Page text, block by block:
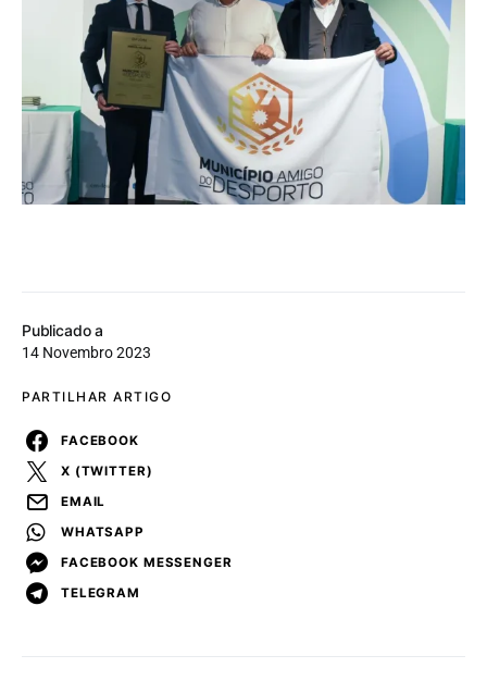
Publicado a
14 Novembro 2023
PARTILHAR ARTIGO
FACEBOOK
X (TWITTER)
EMAIL
WHATSAPP
FACEBOOK MESSENGER
TELEGRAM